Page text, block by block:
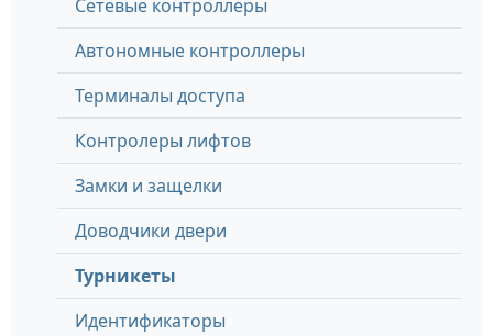
Сетевые контроллеры
Автономные контроллеры
Терминалы доступа
Контролеры лифтов
Замки и защелки
Доводчики двери
Турникеты
Идентификаторы